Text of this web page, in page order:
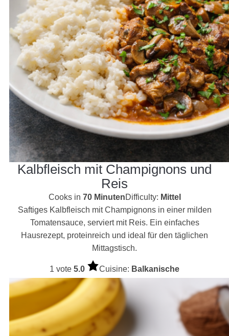
Kalbfleisch mit Champignons und
Reis
Cooks in 70 MinutenDifficulty: Mittel
Saftiges Kalbfleisch mit Champignons in einer milden
Tomatensauce, serviert mit Reis. Ein einfaches
Hausrezept, proteinreich und ideal für den täglichen
Mittagstisch.
1 vote 5.0 Cuisine: Balkanische